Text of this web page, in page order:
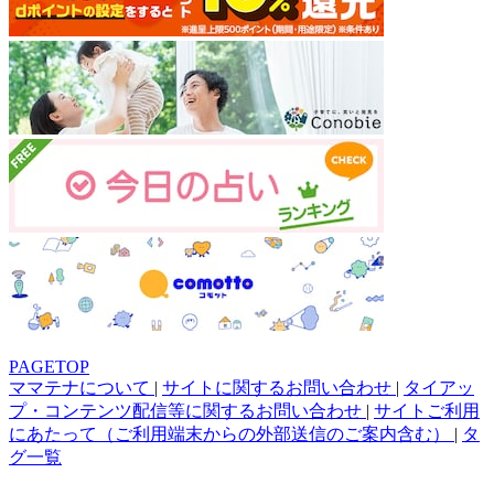
PAGETOP
ママテナについて | サイトに関するお問い合わせ | タイアッ
プ・コンテンツ配信等に関するお問い合わせ | サイトご利用
にあたって（ご利用端末からの外部送信のご案内含む） | タ
グ一覧